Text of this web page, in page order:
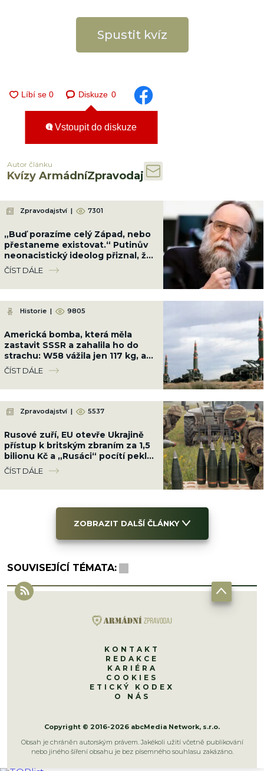
Spustit kvíz
Diskuze 0
Vstoupit do diskuze
Autor článku
Kvízy ArmádníZpravodaj
Zpravodajství | 7301
„Buď porazíme celý Západ, nebo
přestaneme existovat.“ Putinův
neonacistický ideolog přiznal, že
Rusko nemá kam couvnout
ČÍST DÁLE
Historie | 9805
Americká bomba, která měla
zastavit SSSR a zahalila ho do
strachu: W58 vážila jen 117 kg, ale
měla sílu 200 kilotun
ČÍST DÁLE
Zpravodajství | 5537
Rusové zuří, EU otevře Ukrajině
přístup k britským zbraním za 1,5
bilionu Kč a „Rusáci“ pocítí peklo
na zemi
ČÍST DÁLE
ZOBRAZIT DALŠÍ ČLÁNKY
SOUVISEJÍCÍ TÉMATA:
KONTAKT
REDAKCE
KARIÉRA
COOKIES
ETICKÝ KODEX
O NÁS
Copyright © 2016-2026 abcMedia Network, s.r.o.
Obsah je chráněn autorským právem. Jakékoli užití včetně publikování
nebo jiného šíření obsahu je bez písemného souhlasu zakázáno.